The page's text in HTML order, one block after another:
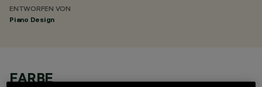
ENTWORFEN VON
Piano Design
FARBE